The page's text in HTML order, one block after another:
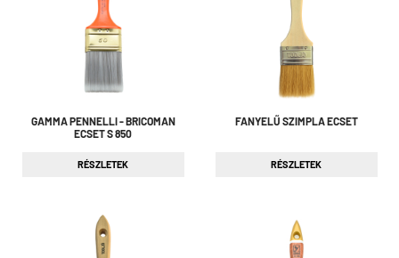
GAMMA PENNELLI - BRICOMAN
ECSET S 850
RÉSZLETEK
FANYELŰ SZIMPLA ECSET
RÉSZLETEK